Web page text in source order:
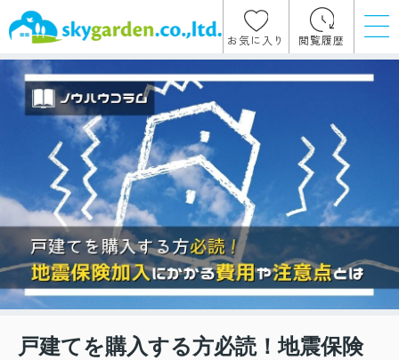
お気に入り 閲覧履歴
戸建てを購入する方必読！地震保険